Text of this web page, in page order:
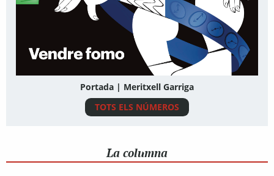
Portada | Meritxell Garriga
TOTS ELS NÚMEROS
La columna